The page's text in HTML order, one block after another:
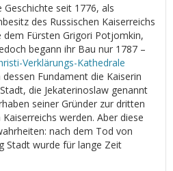
seit 1776, als
des Russischen Kaiserreichs
Fürsten Grigori Potjomkin,
begann ihr Bau nur 1787 –
Verklärungs-Kathedrale
Fundament die Kaiserin
die Jekaterinoslaw genannt
seiner Gründer zur dritten
werden. Aber diese
nach dem Tod von
Stadt wurde für lange Zeit